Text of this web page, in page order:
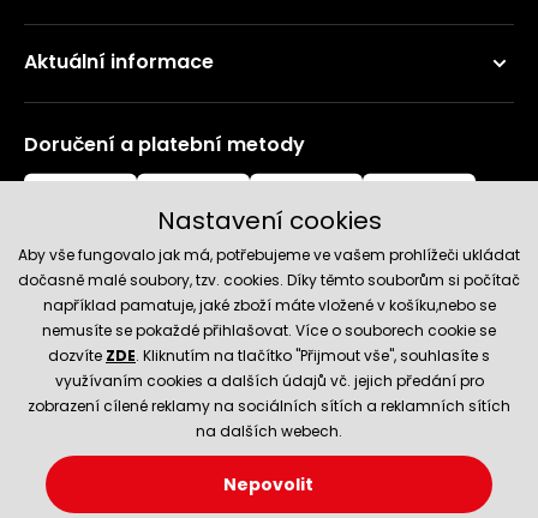
Aktuální informace
Doručení a platební metody
Spolehlivý obchod
Nastavení cookies
Aby vše fungovalo jak má, potřebujeme ve vašem prohlížeči ukládat
dočasně malé soubory, tzv. cookies. Díky těmto souborům si počítač
například pamatuje, jaké zboží máte vložené v košíku,nebo se
nemusíte se pokaždé přihlašovat. Více o souborech cookie se
dozvíte ZDE. Kliknutím na tlačítko "Přijmout vše", souhlasíte s
využívaním cookies a dalších údajů vč. jejich předání pro
zobrazení cílené reklamy na sociálních sítích a reklamních sítích
na dalších webech.
Nepovolit